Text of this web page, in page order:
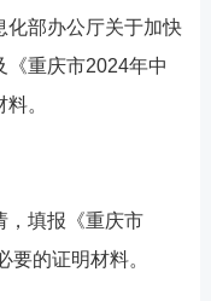
化部办公厅关于加快
《重庆市2024年中
。
，填报《重庆市
要的证明材料。